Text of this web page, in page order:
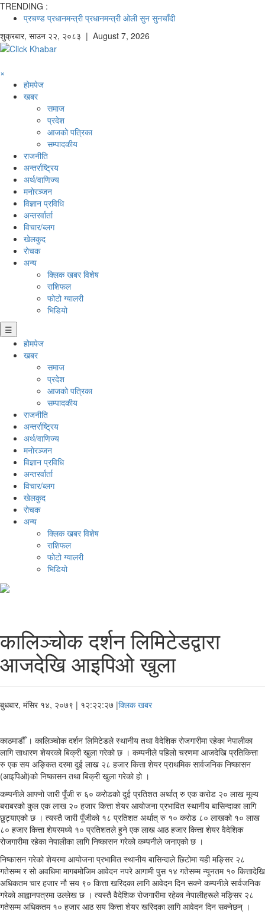
TRENDING :
प्रचण्ड प्रधानमन्त्री प्रधानमन्त्री ओली सुन सुनचाँदी
शुक्रबार, साउन २२, २०८३ | August 7, 2026
×
होमपेज
खबर
समाज
प्रदेश
आजको पत्रिका
सम्पादकीय
राजनीति
अन्तर्राष्ट्रिय
अर्थ/वाणिज्य
मनाेरञ्जन
विज्ञान प्रविधि
अन्तरर्वार्ता
विचार/ब्लग
खेलकुद
रोचक
अन्य
क्लिक खबर विशेष
राशिफल
फोटो ग्यालरी
भिडियो
☰
होमपेज
खबर
समाज
प्रदेश
आजको पत्रिका
सम्पादकीय
राजनीति
अन्तर्राष्ट्रिय
अर्थ/वाणिज्य
मनाेरञ्जन
विज्ञान प्रविधि
अन्तरर्वार्ता
विचार/ब्लग
खेलकुद
रोचक
अन्य
क्लिक खबर विशेष
राशिफल
फोटो ग्यालरी
भिडियो
कालिञ्चोक दर्शन लिमिटेडद्वारा
आजदेखि आइपिओ खुला
बुधबार, मंसिर १४, २०७९ | १२:२२:२७ |क्लिक खबर
काठमाडौँ । कालिञ्चोक दर्शन लिमिटेडले स्थानीय तथा वैदेशिक रोजगारीमा रहेका नेपालीका
लागि साधारण शेयरको बिक्री खुला गरेको छ । कम्पनीले पहिलो चरणमा आजदेखि प्रतिकित्ता
रु एक सय अङ्कित दरमा दुई लाख २८ हजार कित्ता शेयर प्राथमिक सार्वजनिक निष्कासन
(आइपिओ)को निष्कासन तथा बिक्री खुला गरेको हो ।
कम्पनीले आफ्नो जारी पूँजी रु ६० करोडको दुई प्रतिशत अर्थात् रु एक करोड २० लाख मूल्य
बराबरको कुल एक लाख २० हजार कित्ता शेयर आयोजना प्रभावित स्थानीय बासिन्दाका लागि
छुट्याएको छ । त्यस्तै जारी पूँजीको १८ प्रतिशत अर्थात् रु १० करोड ८० लाखको १० लाख
८० हजार कित्ता शेयरमध्ये १० प्रतिशतले हुने एक लाख आठ हजार कित्ता शेयर वैदेशिक
रोजगारीमा रहेका नेपालीका लागि निष्कासन गरेको कम्पनीले जनाएको छ ।
निष्कासन गरेको शेयरमा आयोजना प्रभावित स्थानीय बासिन्दाले छिटोमा यही मङ्सिर २८
गतेसम्म र सो अवधिमा मागबमोजिम आवेदन नपरे आगामी पुस १४ गतेसम्म न्यूनतम १० कित्तादेखि
अधिकतम चार हजार नौ सय ९० कित्ता खरिदका लागि आवेदन दिन सक्ने कम्पनीले सार्वजनिक
गरेको आह्वानपत्रमा उल्लेख छ । त्यस्तै वैदेशिक रोजगारीमा रहेका नेपालीहरूले मङ्सिर २८
गतेसम्म अधिकतम १० हजार आठ सय कित्ता शेयर खरिदका लागि आवेदन दिन सक्नेछन् ।